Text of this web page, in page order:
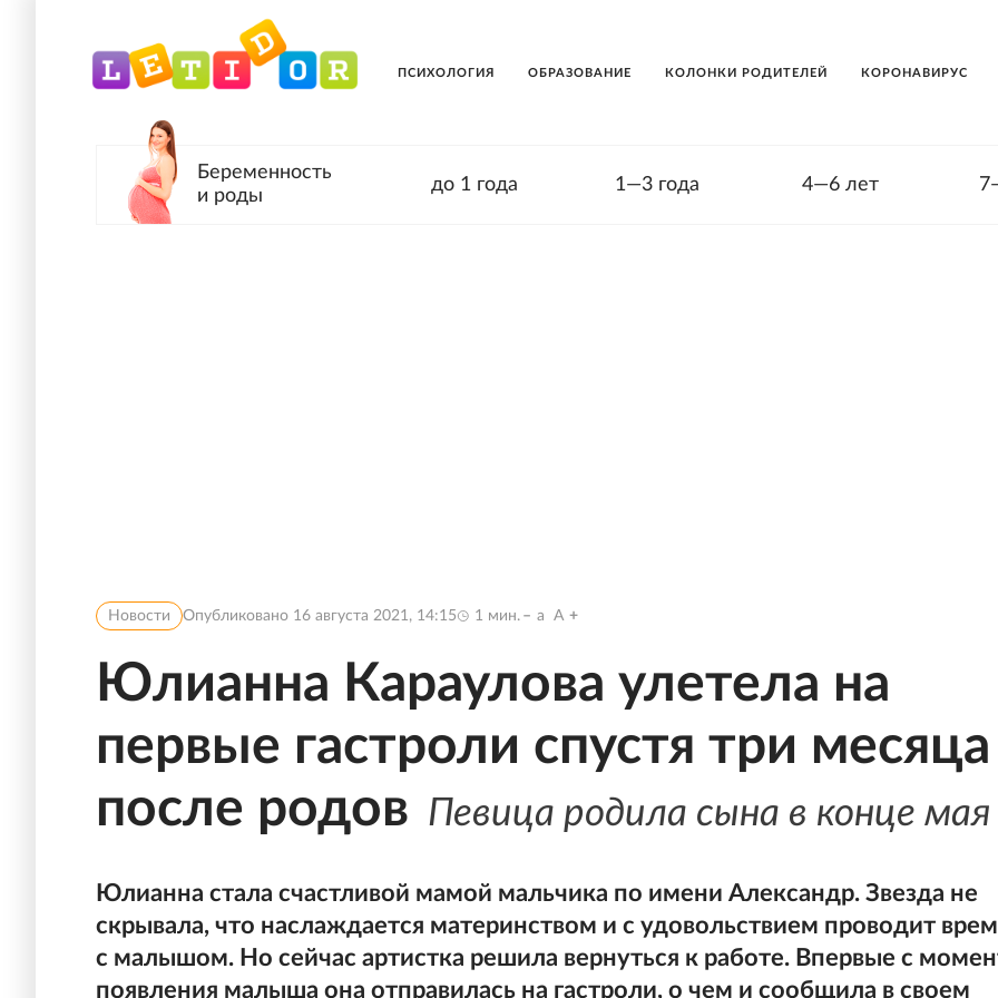
ПСИХОЛОГИЯ ОБРАЗОВАНИЕ КОЛОНКИ РОДИТЕЛЕЙ КОРОНАВИРУС
Беременность
и роды
до 1 года 1—3 года 4—6 лет
Новости Опубликовано 16 августа 2021, 14:15 1 мин. a A
Юлианна Караулова улетела на
первые гастроли спустя три месяца
после родов Певица родила сына в конце мая
Юлианна стала счастливой мамой мальчика по имени Александр. Звезда не
скрывала, что наслаждается материнством и с удовольствием проводит
с малышом. Но сейчас артистка решила вернуться к работе. Впервые с
появления малыша она отправилась на гастроли, о чем и сообщила в своем